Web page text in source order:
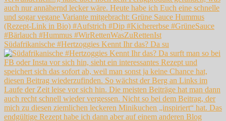
Südafrikanische #Hertzoggies Kennt Ihr das? Da su